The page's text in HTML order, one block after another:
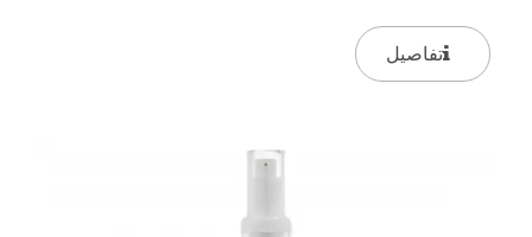
تفاصيل